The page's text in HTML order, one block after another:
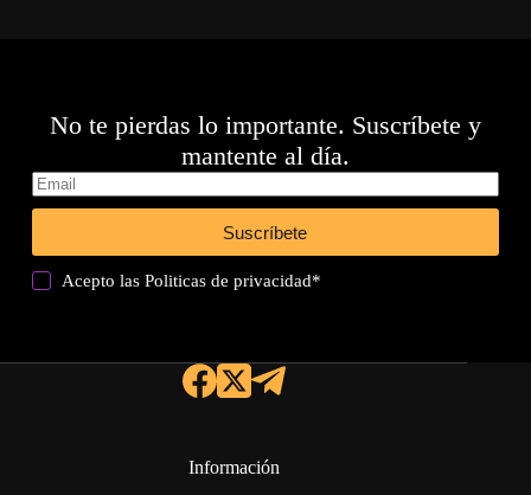
No te pierdas lo importante. Suscríbete y
mantente al día.
Suscríbete
Acepto lasPoliticas de privacidad*
Información